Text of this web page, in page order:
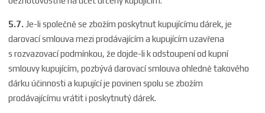
5.7. Je-li společně se zbožím poskytnut kupujícímu dárek, je
darovací smlouva mezi prodávajícím a kupujícím uzavřena
s rozvazovací podmínkou, že dojde-li k odstoupení od kupní
smlouvy kupujícím, pozbývá darovací smlouva ohledně takového
dárku účinnosti a kupující je povinen spolu se zbožím
prodávajícímu vrátit i poskytnutý dárek.